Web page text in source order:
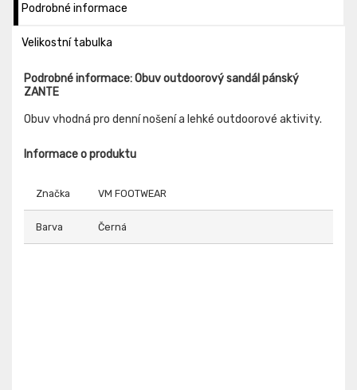
Podrobné informace
Velikostní tabulka
Podrobné informace: Obuv outdoorový sandál pánský
ZANTE
Obuv vhodná pro denní nošení a lehké outdoorové aktivity.
Informace o produktu
Značka VM FOOTWEAR
Barva Černá